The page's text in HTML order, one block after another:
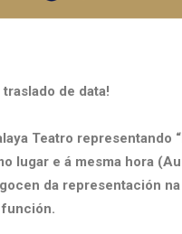
traslado de data!
Teatro representando
lugar e á mesma hora
da representación
función.